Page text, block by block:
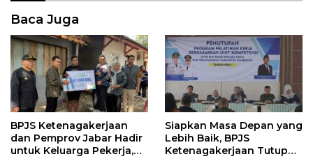
Baca Juga
BPJS Ketenagakerjaan
dan Pemprov Jabar Hadir
untuk Keluarga Pekerja,
Siapkan Masa Depan yang
Lebih Baik, BPJS
Ketenagakerjaan Tutup